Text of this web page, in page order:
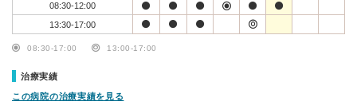
08:30-12:00
13:30-17:00
08:30-17:00 13:00-17:00
治療実績
この病院の治療実績を見る